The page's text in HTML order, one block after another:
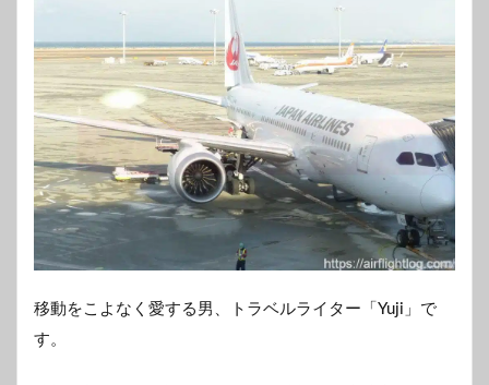
移動をこよなく愛する男、トラベルライター「Yuji」で
す。